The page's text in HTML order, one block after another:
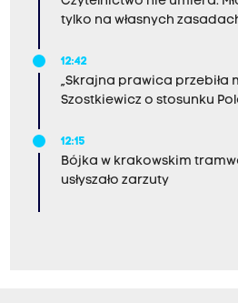
tylko na własnych
12:42
„Skrajna prawica przebiła
Szostkiewicz o stosunku
12:15
Bójka w krakowskim
usłyszało zarzuty